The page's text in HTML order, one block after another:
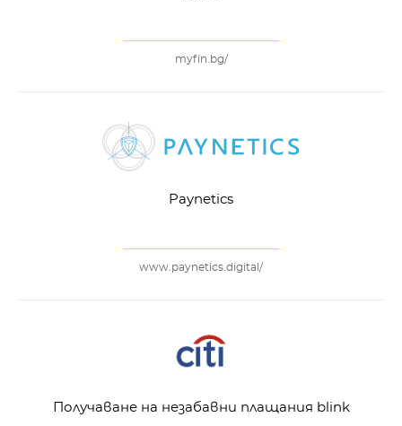
myfin.bg/
Paynetics
www.paynetics.digital/
Получаване на незабавни плащания blink